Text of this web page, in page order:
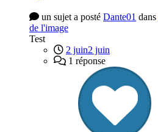
un sujet a posté Dante01 dans
de l'image
Test
2 juin2 juin
1 réponse